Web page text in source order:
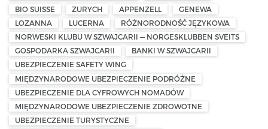
BIO SUISSE
ZURYCH APPENZELL
GENEWA
LOZANNA
LUCERNA
RÓŻNORODNOŚĆ JĘZYKOWA
NORWESKI KLUBU W SZWAJCARII — NORGESKLUBBEN SVEITS
GOSPODARKA SZWAJCARII
BANKI W SZWAJCARII
UBEZPIECZENIE SAFETY WING
MIĘDZYNARODOWE UBEZPIECZENIE PODRÓŻNE
UBEZPIECZENIE DLA CYFROWYCH NOMADÓW
MIĘDZYNARODOWE UBEZPIECZENIE ZDROWOTNE
UBEZPIECZENIE TURYSTYCZNE